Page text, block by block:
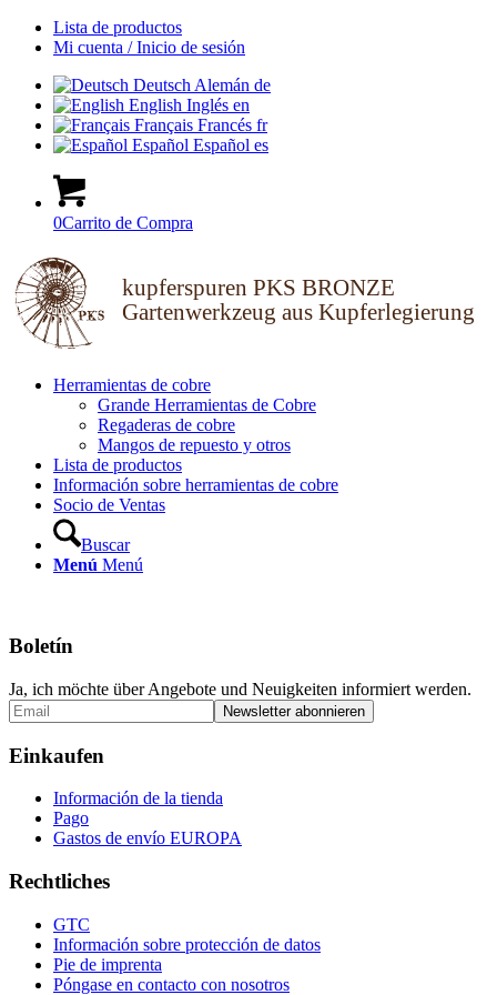
Lista de productos
Mi cuenta / Inicio de sesión
Deutsch Alemán de
English Inglés en
Français Francés fr
Español Español es
0Carrito de Compra
kupferspuren PKS BRONZE
Gartenwerkzeug aus Kupferlegierung
Herramientas de cobre
Grande Herramientas de Cobre
Regaderas de cobre
Mangos de repuesto y otros
Lista de productos
Información sobre herramientas de cobre
Socio de Ventas
Buscar
Menú Menú
Boletín
Ja, ich möchte über Angebote und Neuigkeiten informiert werden.
Einkaufen
Información de la tienda
Pago
Gastos de envío EUROPA
Rechtliches
GTC
Información sobre protección de datos
Pie de imprenta
Póngase en contacto con nosotros